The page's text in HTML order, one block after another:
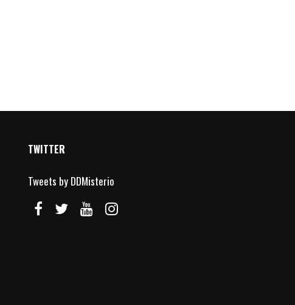
TWITTER
Tweets by DDMisterio